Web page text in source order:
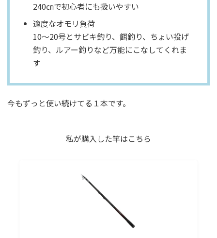
240㎝で初心者にも扱いやすい
適度なオモリ負荷
10～20号とサビキ釣り、餌釣り、ちょい投げ
釣り、ルアー釣りなど万能にこなしてくれま
す
今もずっと使い続けてる１本です。
私が購入した竿はこちら